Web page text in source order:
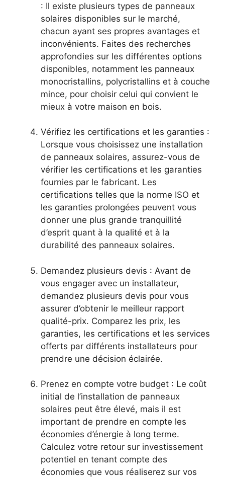
: Il existe ‌plusieurs types‌ de panneaux
⁢solaires ‌disponibles sur le marché,
chacun ayant ses propres avantages et
inconvénients. Faites des recherches
⁣approfondies sur les différentes options
disponibles, notamment⁣ les ‌panneaux
monocristallins, polycristallins et à ‌couche
mince, pour choisir celui qui convient le
mieux à votre maison en bois.
Vérifiez les⁢ certifications et les garanties :
Lorsque vous choisissez une installation
de panneaux solaires, assurez-vous de
⁢vérifier les ⁤certifications et les garanties
fournies par le fabricant. Les
certifications telles que la norme ISO et
les garanties prolongées peuvent vous
donner une plus⁣ grande⁣ tranquillité
d’esprit ⁤quant à la qualité et à la
durabilité des panneaux solaires.
Demandez plusieurs devis : Avant de
vous engager avec un installateur,
demandez plusieurs devis pour vous
assurer‍ d’obtenir‍ le meilleur rapport
qualité-prix. Comparez les prix, les
garanties, les certifications et⁣ les services
offerts par différents installateurs pour
prendre une décision ⁣éclairée.
Prenez en compte votre budget ‍: Le coût
⁣initial de l’installation de panneaux
solaires peut ‌être élevé, mais il est⁣
important de prendre en ​compte les
économies d’énergie à long terme.
Calculez votre retour sur investissement
potentiel en tenant compte des
économies⁢ que vous réaliserez sur vos